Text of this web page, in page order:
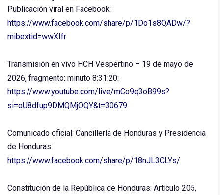
Publicación viral en Facebook:
https://www.facebook.com/share/p/1Do1s8QADw/?
mibextid=wwXIfr
Transmisión en vivo HCH Vespertino – 19 de mayo de
2026, fragmento: minuto 8:31:20:
https://www.youtube.com/live/mCo9q3oB99s?
si=oU8dfup9DMQMjOQY&t=30679
Comunicado oficial: Cancillería de Honduras y Presidencia
de Honduras:
https://www.facebook.com/share/p/18nJL3CLYs/
Constitución de la República de Honduras: Artículo 205,